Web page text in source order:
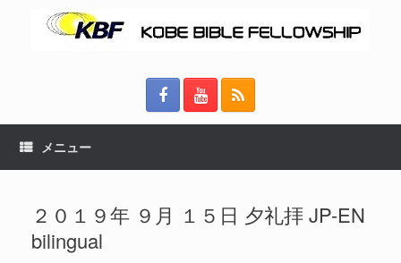
メニュー
２０１９年 ９月 １５日 夕礼拝 JP-EN
bilingual